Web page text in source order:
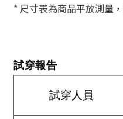
* 尺寸表為商品平放測量
試穿報告
試穿人員